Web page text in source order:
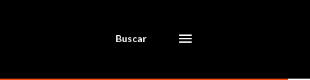
Buscar